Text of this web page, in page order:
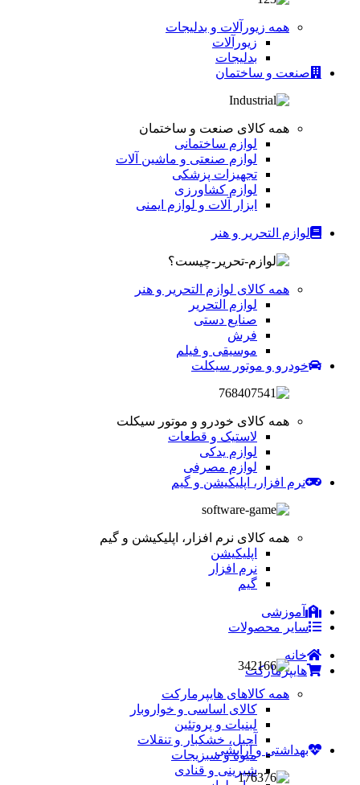
همه زیورآلات و بدلیجات
زیورآلات
بدلیجات
صنعت و ساختمان
همه کالای صنعت و ساختمان
لوازم ساختمانی
لوازم صنعتی و ماشین آلات
تجهیزات پزشکی
لوازم کشاورزی
ابزار آلات و لوازم ایمنی
لوازم التحریر و هنر
همه کالای لوازم التحریر و هنر
لوازم التحریر
صنایع دستی
فرش
موسیقی و فیلم
خودرو و موتور سیکلت
همه کالای خودرو و موتور سیکلت
لاستیک و قطعات
لوازم یدکی
لوازم مصرفی
نرم افزار، اپلیکیشن و گیم
همه کالای نرم افزار، اپلیکیشن و گیم
اپلیکیشن
نرم افزار
گیم
آموزشی
سایر محصولات
خانه
هایپرمارکت
همه کالاهای هایپرمارکت
کالای اساسی و خواروبار
لبنیات و پروتئین
آجیل، خشکبار و تنقلات
میوه و سبزیجات
شیرینی و قنادی
بهداشتی و آرایشی